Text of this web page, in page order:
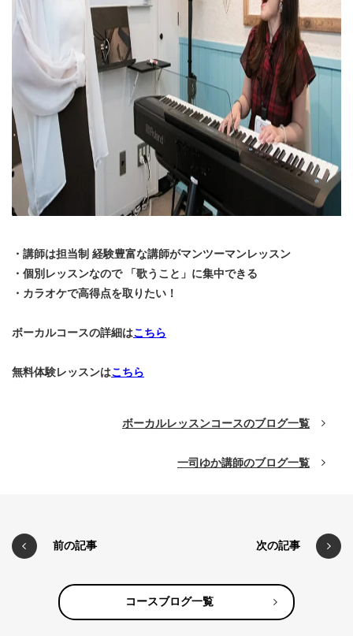
・講師は担当制 経験豊富な講師がマンツーマンレッスン
・個別レッスンなので 「歌うこと」に集中できる
・カラオケで高得点を取りたい！
ボーカルコースの詳細はこちら
無料体験レッスンはこちら
ボーカルレッスンコースのブログ一覧
一司ゆか講師のブログ一覧
前の記事 次の記事
コースブログ一覧